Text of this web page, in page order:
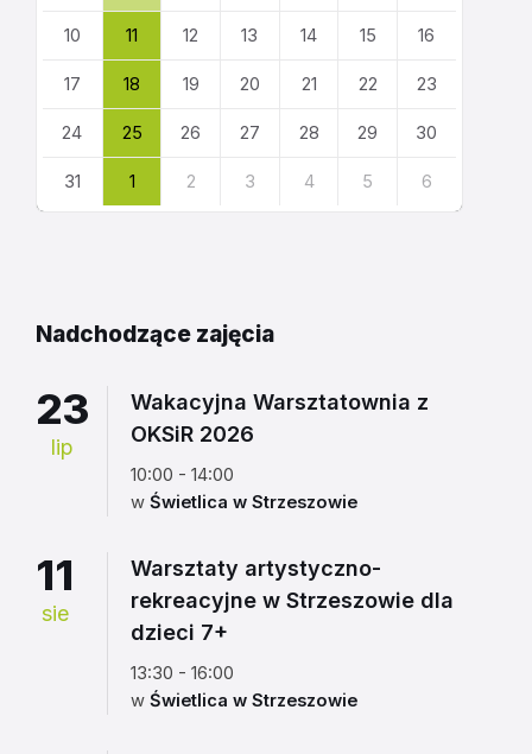
10 11 12 13 14 15 16
17 18 19 20 21 22 23
24 25 26 27 28 29 30
31 1 2 3 4 5 6
Nadchodzące zajęcia
23
lip
Wakacyjna Warsztatownia z
OKSiR 2026
10:00 - 14:00
w Świetlica w Strzeszowie
11
sie
Warsztaty artystyczno-
rekreacyjne w Strzeszowie dla
dzieci 7+
13:30 - 16:00
w Świetlica w Strzeszowie